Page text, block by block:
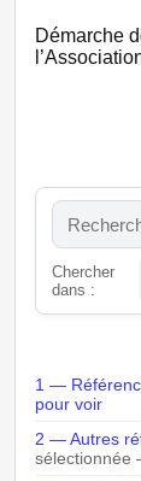
Démarche
Chercher
dans :
1 —
pour voir
2 — Autres
sélectionnée